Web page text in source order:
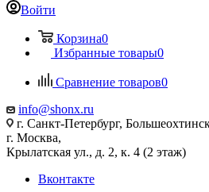
Войти
Корзина0
Избранные товары0
Сравнение товаров0
info@shonx.ru
г. Санкт-Петербург,
г. Москва,
Крылатская ул., д. 2, к. 4 (2 этаж)
Вконтакте